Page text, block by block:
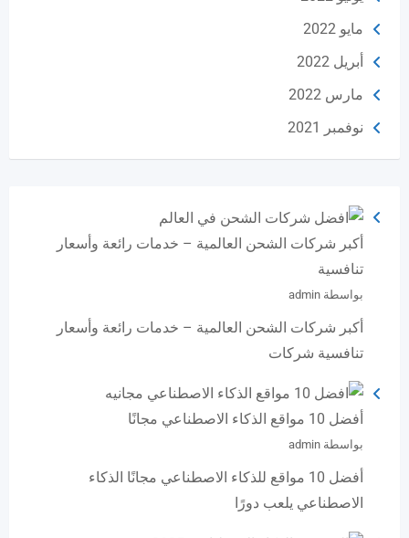
مايو 2022
أبريل 2022
مارس 2022
نوفمبر 2021
أكبر شركات الشحن العالمية – خدمات رائعة وأسعار
تنافسية
بواسطة admin
أكبر شركات الشحن العالمية – خدمات رائعة وأسعار
تنافسية شركات
أفضل 10 مواقع الذكاء الاصطناعي مجانًا
بواسطة admin
أفضل 10 مواقع للذكاء الاصطناعي مجانًا الذكاء
الاصطناعي يلعب دورًا